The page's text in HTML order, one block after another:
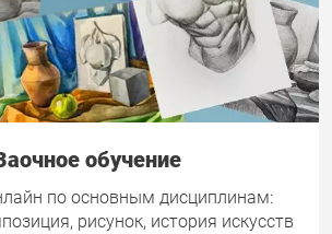
обучение
по основным дисциплинам:
рисунок, история искусств